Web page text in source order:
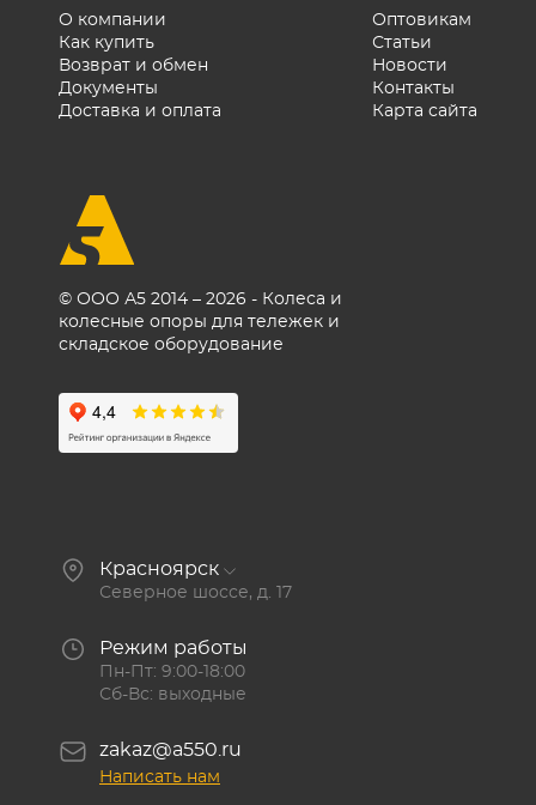
© ООО А5 2014 – 2026 - Колеса и
колесные опоры для тележек и
складское оборудование
О компании
Как купить
Возврат и обмен
Документы
Доставка и оплата
Оптовикам
Статьи
Новости
Контакты
Карта сайта
Красноярск
Северное шоссе, д. 17
Режим работы
Пн-Пт: 9:00-18:00
Сб-Вс: выходные
zakaz@a550.ru
Написать нам